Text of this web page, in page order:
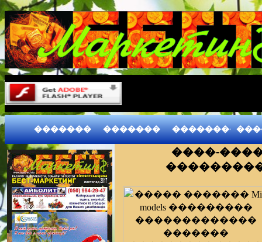
������� ������� ����������
����-